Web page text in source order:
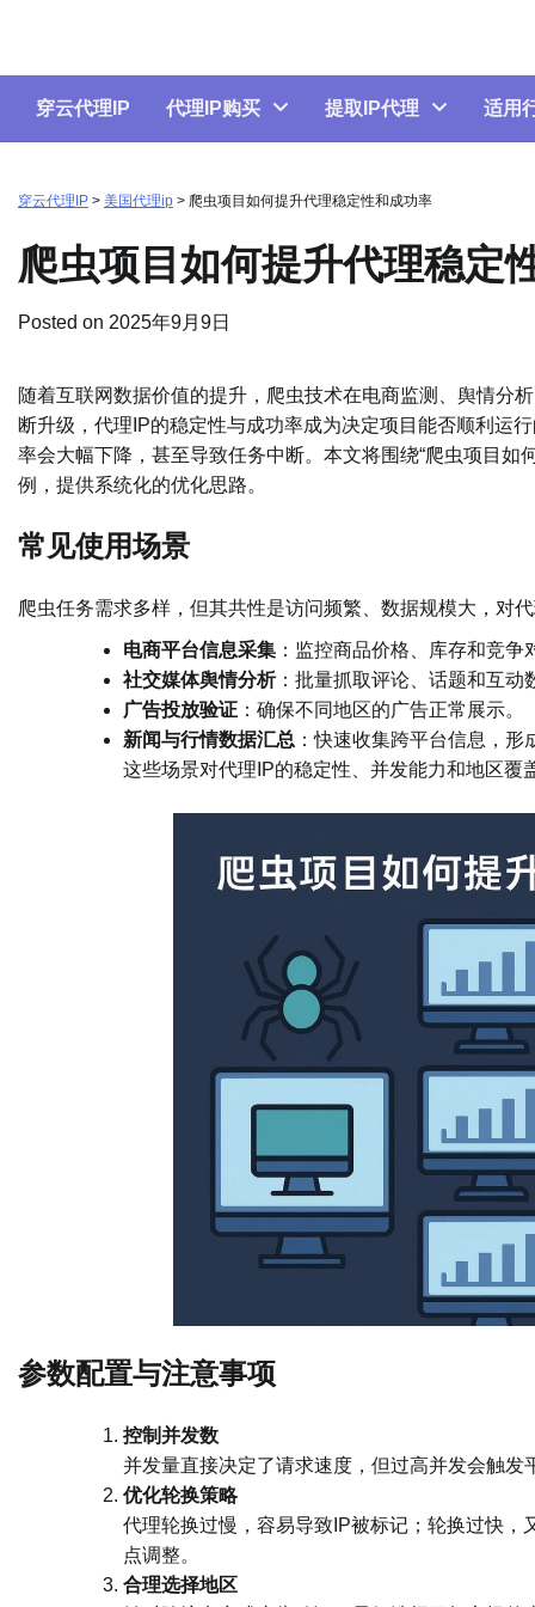
content
穿云代理IP
代理IP购买 提取IP代理 适用
穿云代理IP > 美国代理ip > 爬虫项目如何提升代理稳定性和成功率
爬虫项目如何提升代理稳定
Posted on 2025年9月9日
随着互联网数据价值的提升，爬虫技术在电商监测、舆情分
断升级，代理IP的稳定性与成功率成为决定项目能否顺利运
率会大幅下降，甚至导致任务中断。本文将围绕“爬虫项目
例，提供系统化的优化思路。
常见使用场景
爬虫任务需求多样，但其共性是访问频繁、数据规模大，对
电商平台信息采集 ：监控商品价格、库存和竞争
社交媒体舆情分析：批量抓取评论、话题和互动
广告投放验证 ：确保不同地区的广告正常展示。
新闻与行情数据汇总 ：快速收集跨平台信息，形
这些场景对代理IP的稳定性、并发能力和地区覆
参数配置与注意事项
控制并发数
并发量直接决定了请求速度，但过高并发会触
优化轮换策略
代理轮换过慢，容易导致IP被标记；轮换过快
点调整。
合理选择地区